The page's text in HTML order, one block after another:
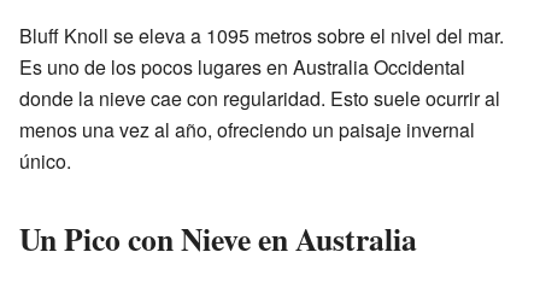
Bluff Knoll se eleva a 1095 metros sobre el nivel del mar.
Es uno de los pocos lugares en Australia Occidental
donde la nieve cae con regularidad. Esto suele ocurrir al
menos una vez al año, ofreciendo un paisaje invernal
único.
Un Pico con Nieve en Australia